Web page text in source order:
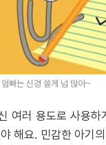
엄빠는 신경 쓸게 넘 많아~
여러 용도로 사용하
해요. 민감한 아기